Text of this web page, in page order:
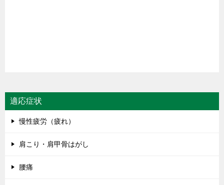
適応症状
慢性疲労（疲れ）
肩こり・肩甲骨はがし
腰痛